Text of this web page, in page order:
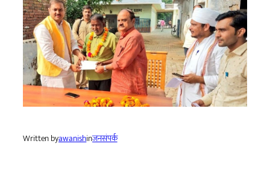
Written byawanishinजनसंपर्क